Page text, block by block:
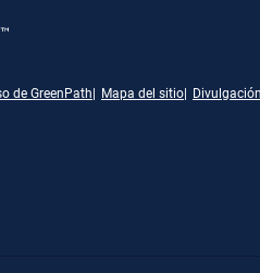
de GreenPath Mapa del sitio
de Facebook
de Instagram
página de LinkedIn
página de YouTube